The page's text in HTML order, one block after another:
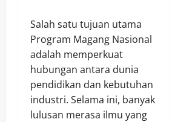
Salah satu tujuan utama
Program Magang Nasional
adalah memperkuat
hubungan antara dunia
pendidikan dan kebutuhan
industri. Selama ini, banyak
lulusan merasa ilmu yang